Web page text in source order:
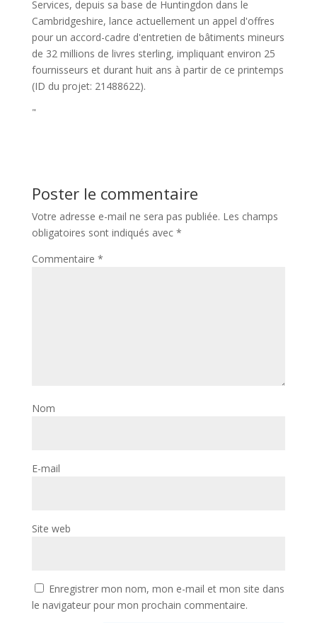
Services, depuis sa base de Huntingdon dans le
Cambridgeshire, lance actuellement un appel d'offres
pour un accord-cadre d'entretien de bâtiments mineurs
de 32 millions de livres sterling, impliquant environ 25
fournisseurs et durant huit ans à partir de ce printemps
(ID du projet: 21488622).
"
Poster le commentaire
Votre adresse e-mail ne sera pas publiée. Les champs
obligatoires sont indiqués avec *
Commentaire *
Nom
E-mail
Site web
Enregistrer mon nom, mon e-mail et mon site dans
le navigateur pour mon prochain commentaire.